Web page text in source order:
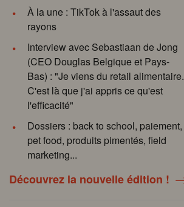
À la une : TikTok à l'assaut des
rayons
Interview avec Sebastiaan de Jong
(CEO Douglas Belgique et Pays-
Bas) : "Je viens du retail alimentaire.
C'est là que j'ai appris ce qu'est
l'efficacité"
Dossiers : back to school, paiement,
pet food, produits pimentés, field
marketing...
Découvrez la nouvelle édition !